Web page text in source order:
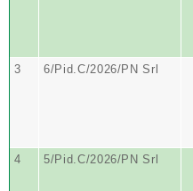
3
6/Pid.C/2026/PN Srl
4
5/Pid.C/2026/PN Srl